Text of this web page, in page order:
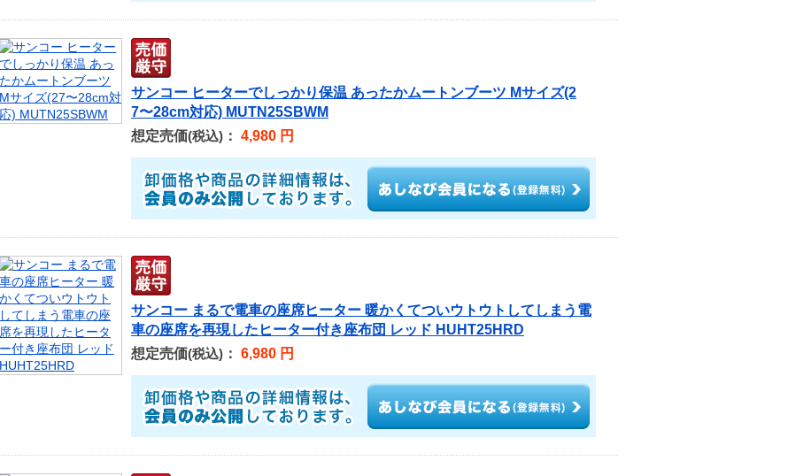
サンコー ヒーターでしっかり保温 あったかムートンブーツ Mサイズ(2
7〜28cm対応) MUTN25SBWM
想定売価(税込) ： 4,980 円
サンコー まるで電車の座席ヒーター 暖かくてついウトウトしてしまう電
車の座席を再現したヒーター付き座布団 レッド HUHT25HRD
想定売価(税込) ： 6,980 円